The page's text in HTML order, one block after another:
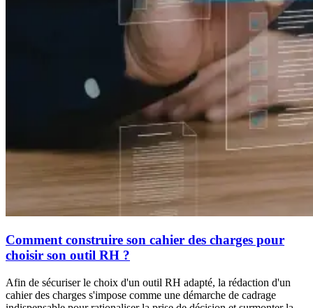
Comment construire son cahier des charges pour
choisir son outil RH ?
Afin de sécuriser le choix d'un outil RH adapté, la rédaction d'un
cahier des charges s'impose comme une démarche de cadrage